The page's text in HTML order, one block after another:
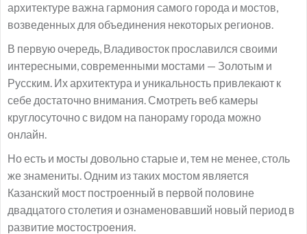
архитектуре важна гармония самого города и мостов,
возведенных для объединения некоторых регионов.
В первую очередь, Владивосток прославился своими
интересными, современными мостами — Золотым и
Русским. Их архитектура и уникальность привлекают к
себе достаточно внимания. Смотреть веб камеры
круглосуточно с видом на панораму города можно
онлайн.
Но есть и мосты довольно старые и, тем не менее, столь
же знамениты. Одним из таких мостом является
Казанский мост построенный в первой половине
двадцатого столетия и ознаменовавший новый период в
развитие мостостроения.